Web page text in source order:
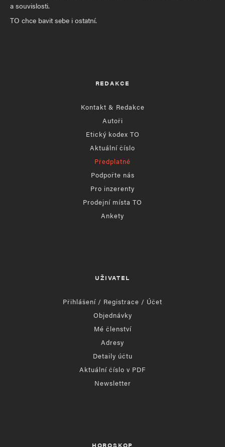
a souvislosti.
TO chce bavit sebe i ostatní.
REDAKCE
Kontakt & Redakce
Autoři
Etický kodex TO
Aktuální číslo
Předplatné
Podpořte nás
Pro inzerenty
Prodejní místa TO
Ankety
UŽIVATEL
Přihlášení / Registrace / Účet
Objednávky
Mé členství
Adresy
Detaily účtu
Aktuální číslo v PDF
Newsletter
HOROSKOP